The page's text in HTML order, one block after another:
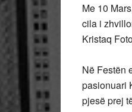
Me 10
cila i
Kristaq
Në Festën
pasionuari
pjesë prej